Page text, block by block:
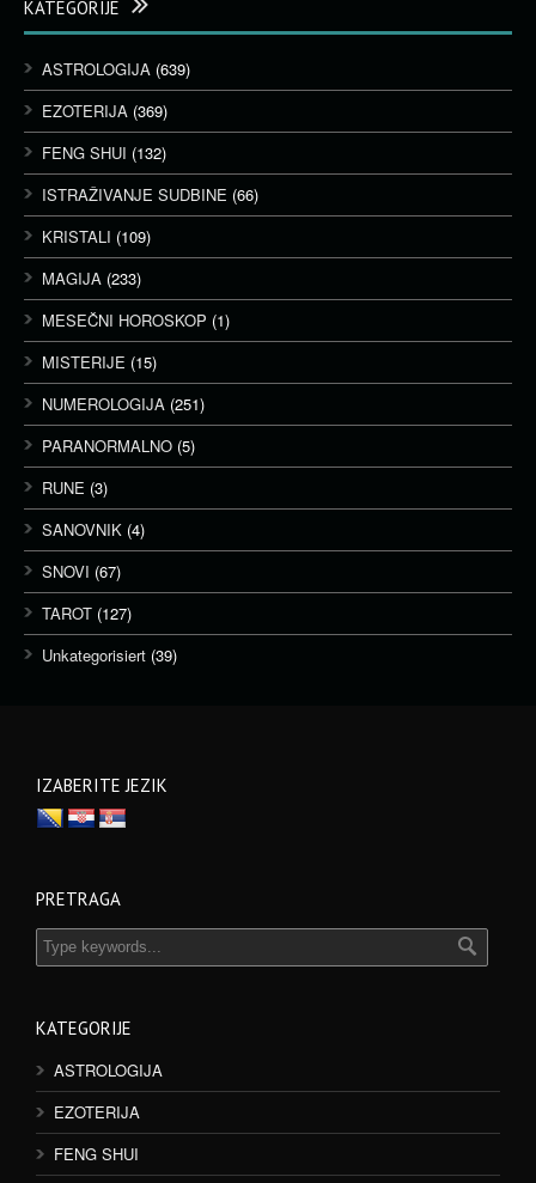
KATEGORIJE
ASTROLOGIJA (639)
EZOTERIJA (369)
FENG SHUI (132)
ISTRAŽIVANJE SUDBINE (66)
KRISTALI (109)
MAGIJA (233)
MESEČNI HOROSKOP (1)
MISTERIJE (15)
NUMEROLOGIJA (251)
PARANORMALNO (5)
RUNE (3)
SANOVNIK (4)
SNOVI (67)
TAROT (127)
Unkategorisiert (39)
IZABERITE JEZIK
PRETRAGA
KATEGORIJE
ASTROLOGIJA
EZOTERIJA
FENG SHUI